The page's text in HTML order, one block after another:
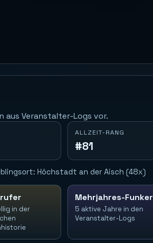
Veranstalter-Logs vor.
ALLZEIT-RANG
#81
Höchstadt an der Aisch (48x)
in der
Mehrjahres-Funker
5 aktive Jahre in den
Veranstalter-Logs